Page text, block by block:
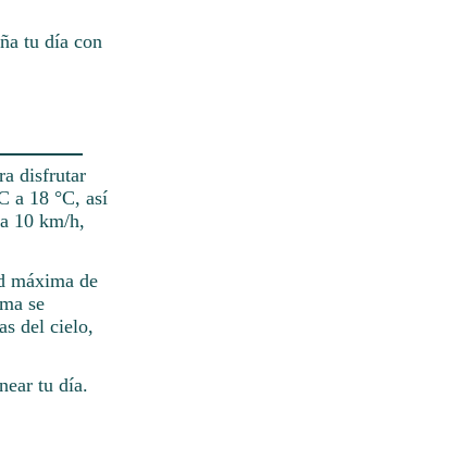
tu día con
disfrutar
a 18 °C, así
10 km/h,
máxima de
se
del cielo,
tu día.